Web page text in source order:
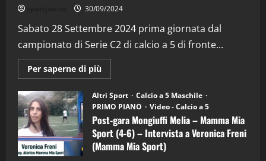
30/09/2024
Sabato 28 Settembre 2024 prima giornata dal
campionato di Serie C2 di calcio a 5 di fronte...
Per saperne di più
informazioni
Post-
gara
Mongiuffi
Melia
–
Mamma
Mia
Sport
Altri Sport
Calcio a 5 Maschile
PRIMO PIANO
Video - Calcio a 5
Post-gara Mongiuffi Melia – Mamma Mia
Sport (4-6) – Intervista a Veronica Freni
(Mamma Mia Sport)
2
“SportEmpire” in Podcast: 29^ Puntata
(Martedi 28 Aprile 2026)
28/04/2026
3
"SportEmpire" in Podcast
“SportEmpire” in Podcast: 28^ Puntata
(Martedi 21 Aprile 2026)
21/04/2026